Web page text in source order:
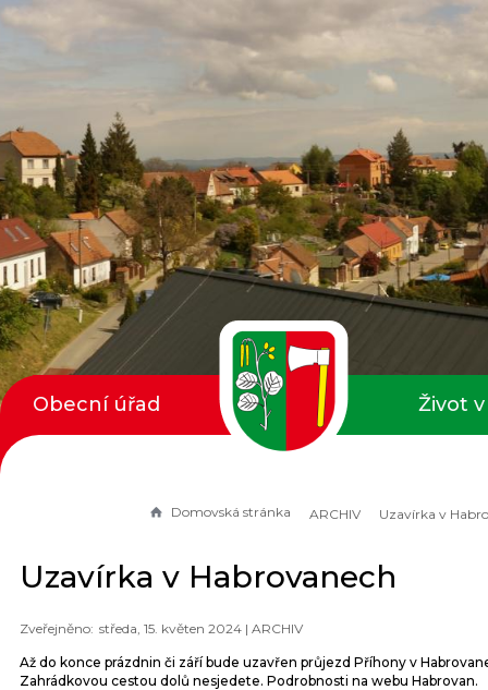
Domovská stránka ARCHIV
Uzavírka v Habrovanech
středa, 15. květen 2024 | ARCHIV
Až do konce prázdnin či září bude uzavřen průjezd Příhony v
Zahrádkovou cestou dolů nesjedete. Podrobnosti na webu Habrovan.
Obecní úřad Život